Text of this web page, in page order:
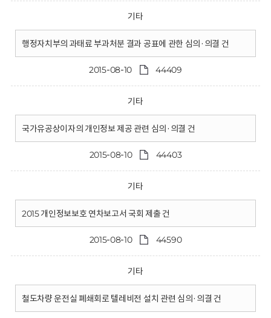
기타
행정자치부의 과태료 부과처분 결과 공표에 관한 심의·의결 건
2015-08-10 44409
기타
국가유공상이자의 개인정보 제공 관련 심의·의결 건
2015-08-10 44403
기타
2015 개인정보보호 연차보고서 국회 제출 건
2015-08-10 44590
기타
철도차량 운전실 폐쇄회로 텔레비전 설치 관련 심의·의결 건